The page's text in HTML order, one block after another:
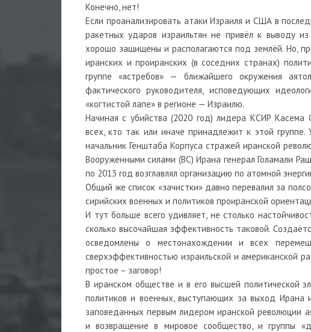
Конечно, нет!
Если проанализировать атаки Израиля и США в
ракетных ударов израильтян не привёл к выводу
хорошо защищены и располагаются под землёй. Но,
иранских и проиранских (в соседних странах)
группе «ястребов» — ближайшего окружения
фактического руководителя, исповедующих
«когтистой лапе» в регионе — Израилю.
Начиная с убийства (2020 год) лидера КСИР Касема
всех, кто так или иначе принадлежит к этой
начальник Генштаба Корпуса стражей иранской
Вооруженными силами (ВС) Ирана генерал Голамали
по 2013 год возглавлял организацию по атомной
Общий же список «зачистки» давно перевалил за
сирийских военных и политиков проиранской
И тут больше всего удивляет, не столько
сколько высочайшая эффективность таковой.
осведомлены о местонахождении и всех
сверхэффективностью израильской и американской
простое – заговор!
В иранском обществе и в его высшей политической
политиков и военных, выступающих за выход Ирана
заповеданных первым лидером иранской революции
и возвращение в мировое сообщество, и группы